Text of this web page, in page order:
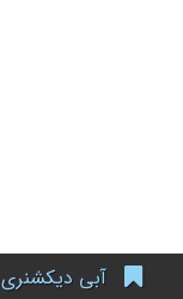
آبی دیکشنری